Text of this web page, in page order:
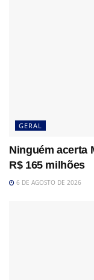
GERAL
Ninguém acerta
R$ 165 milhões
6 DE AGOSTO DE 2026